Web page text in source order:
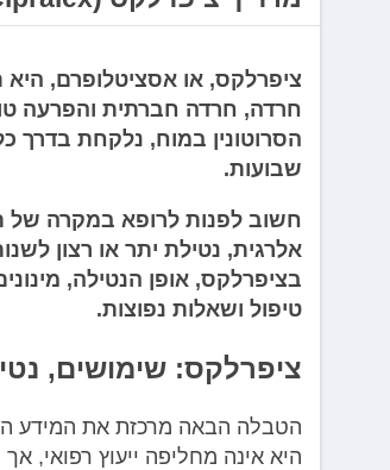
חרדה, חרדה חברתית והפרעה
הסרוטונין במוח, נלקחת
שבועות.
חשוב לפנות לרופא במקרה של
אלרגית, נטילת יתר או רצון
בציפרלקס, אופן הנטילה,
טיפול ושאלות נפוצות.
ציפרלקס: שימושים,
הטבלה הבאה מרכזת את המידע
היא אינה מחליפה ייעוץ רפואי,